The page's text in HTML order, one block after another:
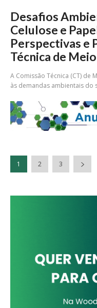
Desafios
Celulose e
Perspectivas e
Técnica de
A Comissão Técnica (CT) de
às demandas ambientais do
1 2 3